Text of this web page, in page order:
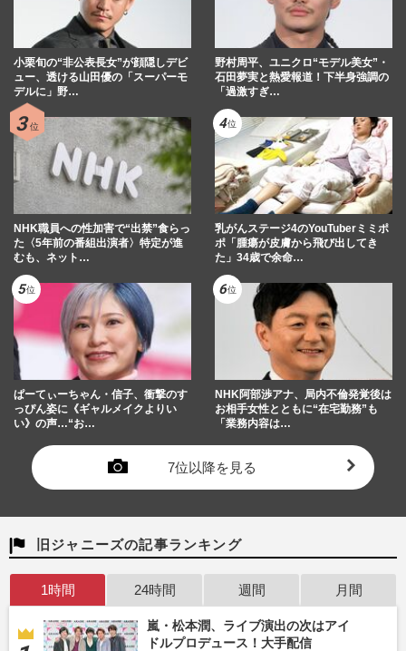
小栗旬の“非公表長女”が顔隠しデビ
ュー、透ける山田優の「スーパーモ
デルに」野…
野村周平、ユニクロ“モデル美女”・
石田夢実と熱愛報道！下半身強調の
「過激すぎ…
NHK職員への性加害で“出禁”食らっ
た〈5年前の番組出演者〉特定が進
むも、ネット…
乳がんステージ4のYouTuberミミポ
ポ「腫瘍が皮膚から飛び出してき
た」34歳で余命…
ぱーてぃーちゃん・信子、衝撃のす
っぴん姿に《ギャルメイクよりい
い》の声…“お…
NHK阿部渉アナ、局内不倫発覚後は
お相手女性とともに“在宅勤務”も
「業務内容は…
7位以降を見る
旧ジャニーズの記事ランキング
1時間 24時間 週間 月間
嵐・松本潤、ライブ演出の次はアイ
ドルプロデュース！大手配信